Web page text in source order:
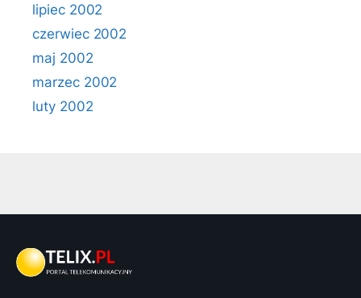
lipiec 2002
czerwiec 2002
maj 2002
marzec 2002
luty 2002